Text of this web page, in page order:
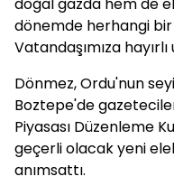
dönemde herhangi
Vatandaşımıza
Dönmez, Ordu'nun
Boztepe'de
Piyasası Düzenleme
geçerli olacak yeni
anımsattı.